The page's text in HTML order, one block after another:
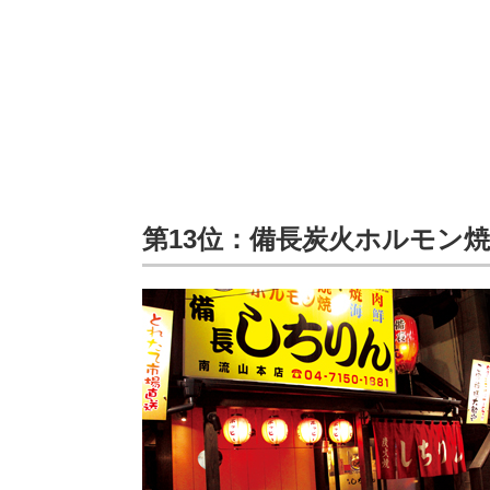
第13位：備長炭火ホルモン